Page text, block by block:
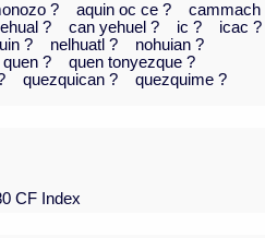
? aquin oc ce ?
cammach
?
can yehuel ? ic ?
icac ?
? nelhuatl ?
nohuian ?
quen ?
quen tonyezque ?
quezquican ? quezquime ?
CF Index